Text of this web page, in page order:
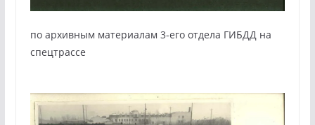
по архивным материалам 3-его отдела ГИБДД на
спецтрассе